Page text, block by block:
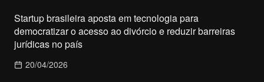
Startup brasileira aposta em tecnologia para
democratizar o acesso ao divórcio e reduzir barreiras
jurídicas no país
20/04/2026